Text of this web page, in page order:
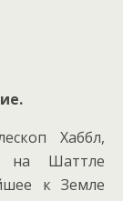
Хаббл,
на Шаттле
к Земле